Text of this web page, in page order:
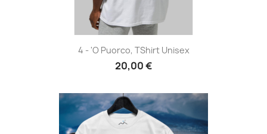
4 - 'O Puorco, TShirt Unisex
20,00 €